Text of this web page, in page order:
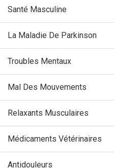
Santé Masculine
La Maladie De Parkinson
Troubles Mentaux
Mal Des Mouvements
Relaxants Musculaires
Médicaments Vétérinaires
Antidouleurs